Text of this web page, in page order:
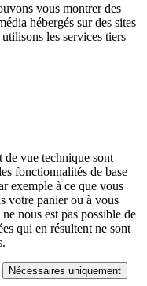
vous montrer des
hébergés sur des sites
les services tiers
de vue technique sont
fonctionnalités de base
exemple à ce que vous
votre panier ou à vous
nous est pas possible de
qui en résultent ne sont
Nécessaires uniquement